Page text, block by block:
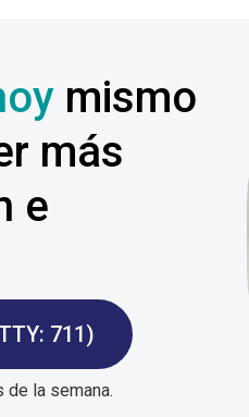
mismo
más
e
711)
de la semana.